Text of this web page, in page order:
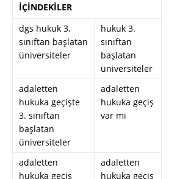
İÇİNDEKİLER
dgs hukuk 3.
sınıftan başlatan
üniversiteler
hukuk 3.
sınıftan
başlatan
üniversiteler
adaletten
hukuka geçişte
3. sınıftan
başlatan
üniversiteler
adaletten
hukuka geçiş
var mı
adaletten
hukuka geçiş
adaletten
hukuka geçiş